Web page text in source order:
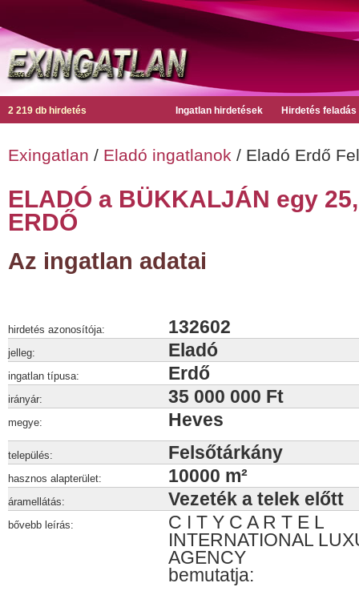
2 219 db hirdetés Ingatlan hirdetések Hirdetés feladás
Exingatlan / Eladó ingatlanok / Eladó Erdő
ELADÓ a BÜKKALJÁN egy
ERDŐ
Az ingatlan adatai
hirdetés azonosítója: 132602
jelleg: Eladó
ingatlan típusa: Erdő
irányár: 35 000 000 Ft
megye: Heves
település: Felsőtárkány
hasznos alapterület: 10000 m²
áramellátás: Vezeték a telek előtt
bővebb leírás:
C I T Y C A R T E L
INTERNATIONAL
AGENCY
bemutatja: